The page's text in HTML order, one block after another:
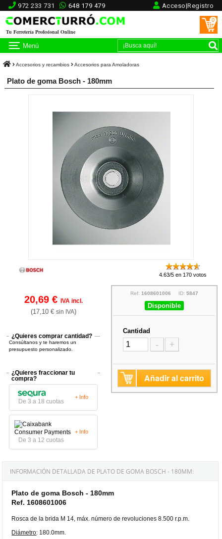
972 233 731 648 179 479 Acceso|Registro
Tu Ferretería Profesional Online
0
Menú
Accesorios y recambios Accesorios para Amoladoras
Plato de goma Bosch - 180mm
4.63/5 en 170 votos
20,69 € IVA incl.
(17,10 € sin IVA)
¿Quieres comprar cantidad?
Consúltanos y te haremos un
presupuesto personalizado.
¿Quieres fraccionar tu
compra?
De 3 a 18 cuotas
+ Info
De 3 a 12 cuotas
+ Info
Ref: 1608601006 ID: 5847
Disponible
Cantidad
- +
Añadir al carrito
INFORMACIÓN DETALLADA DE PLATO DE GOMA BOSCH - 180MM:
Plato de goma Bosch - 180mm
Ref. 1608601006
Rosca de la brida M 14, máx. número de revoluciones 8.500 r.p.m.
Diámetro: 180.0mm.